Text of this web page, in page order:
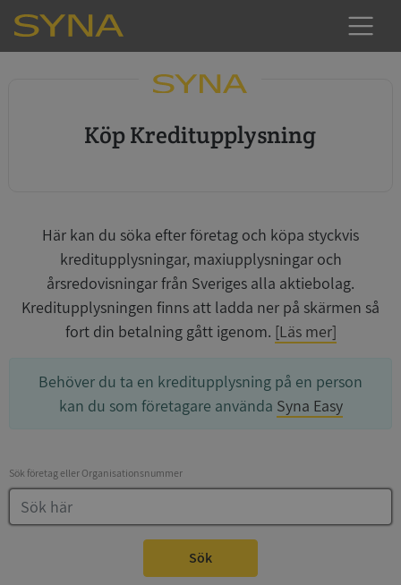
Köp Kreditupplysning
Här kan du söka efter företag och köpa styckvis
kreditupplysningar, maxiupplysningar och
årsredovisningar från Sveriges alla aktiebolag.
Kreditupplysningen finns att ladda ner på skärmen så
fort din betalning gått igenom. [Läs mer]
Behöver du ta en kreditupplysning på en person
kan du som företagare använda Syna Easy
Sök företag eller Organisationsnummer
Sök